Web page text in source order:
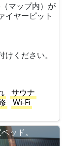
マップ内）が
イヤーピット
ください。
サウナ
Wi-Fi
ッド。